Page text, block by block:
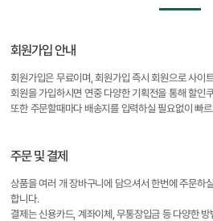
회원가입 안내
회원가입은 무료이며, 회원가입 즉시 회원으로 사이
회원을 가입하시면 연중 다양한 기획전을 통해 할인
또한 주문할때마다 배송지를 입력하실 필요없이 빠
주문 및 결제
상품을 여러 개 장바구니에 담으셔서 한번에 주문하
합니다.
결제는 신용카드, 계좌이체, 무통장입금 등 다양한